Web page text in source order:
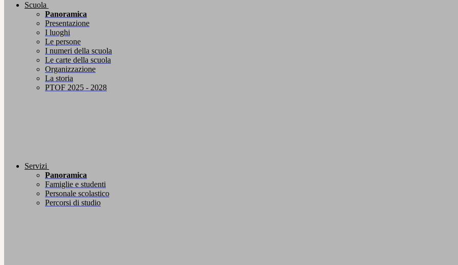
Scuola
Panoramica
Presentazione
I luoghi
Le persone
I numeri della scuola
Le carte della scuola
Organizzazione
La storia
PTOF 2025 - 2028
Servizi
Panoramica
Famiglie e studenti
Personale scolastico
Percorsi di studio